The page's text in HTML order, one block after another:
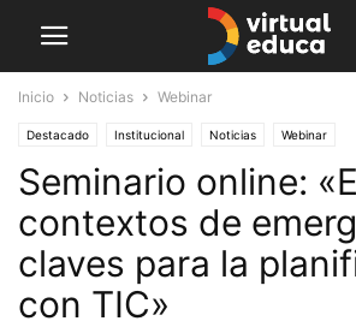
Inicio Noticias Webinar
Destacado Institucional Noticias Webinar
Seminario online:
contextos de
claves para la
con TIC»